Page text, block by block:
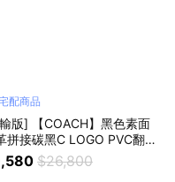
配商品
版] 【COACH】黑色素面
拼接碳黑C LOGO PVC翻蓋
郵差男包 真品平輸
$26,800